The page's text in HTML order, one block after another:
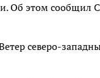
Об этом сообщил
северо-